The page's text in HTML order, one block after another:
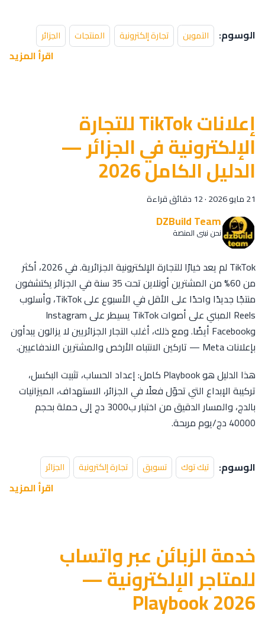
الوسوم: التموين تجارة إلكترونية المنتجات الجزائر
اقرأ المزيد
إعلانات TikTok للتجارة
الإلكترونية في الجزائر —
الدليل الكامل 2026
21 مايو 2026 ·12 دقائق قراءة
DZBuild Team
نحن نبني المنصة
TikTok لم يعد خيارًا للتجارة الإلكترونية الجزائرية. في 2026، أكثر
من 60% من المشترين أونلاين تحت 35 سنة في الجزائر يكتشفون
منتجًا جديدًا واحدًا على الأقل في الأسبوع على TikTok، وأسلوب
Reels المبني على أصوات TikTok يسيطر على Instagram
وFacebook أيضًا. ومع ذلك، أغلب التجار الجزائريين لا يزالون يبدأون
بإعلانات Meta — تاركين الانتباه الأرخص والمشترين الاندفاعيين.
هذا الدليل هو Playbook كامل: إعداد الحساب، تثبيت البكسل،
تركيبة الإبداع التي تحوّل فعلًا في الجزائر، الاستهداف، الميزانيات
بالدج، والمسار الدقيق من اختبار ب3000 دج إلى حملة بحجم
40000 دج/يوم مربحة.
الوسوم: تيك توك تسويق تجارة إلكترونية الجزائر
اقرأ المزيد
خدمة الزبائن عبر واتساب
للمتاجر الإلكترونية —
Playbook 2026